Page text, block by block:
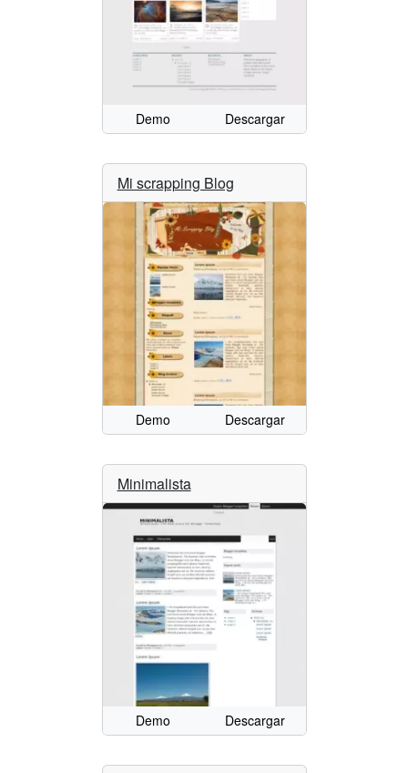
Demo Descargar
Mi scrapping Blog
Demo Descargar
Minimalista
Demo Descargar